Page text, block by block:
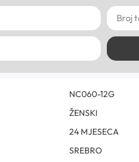
NC060-12G
ŽENSKI
24 MJESECA
SREBRO